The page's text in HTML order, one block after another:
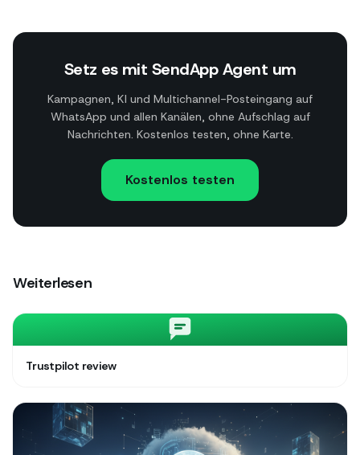
Setz es mit SendApp Agent um
Kampagnen, KI und Multichannel-Posteingang auf
WhatsApp und allen Kanälen, ohne Aufschlag auf
Nachrichten. Kostenlos testen, ohne Karte.
Kostenlos testen
Weiterlesen
Trustpilot review